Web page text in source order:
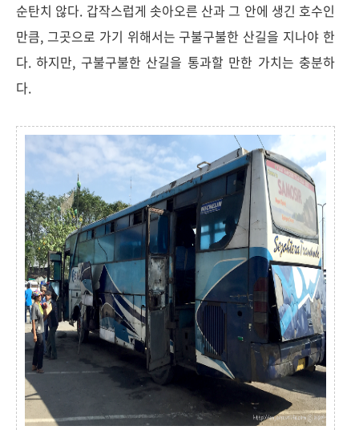
순탄치 않다. 갑작스럽게 솟아오른 산과 그 안에 생긴 호수인
만큼, 그곳으로 가기 위해서는 구불구불한 산길을 지나야 한
다. 하지만, 구불구불한 산길을 통과할 만한 가치는 충분하
다.